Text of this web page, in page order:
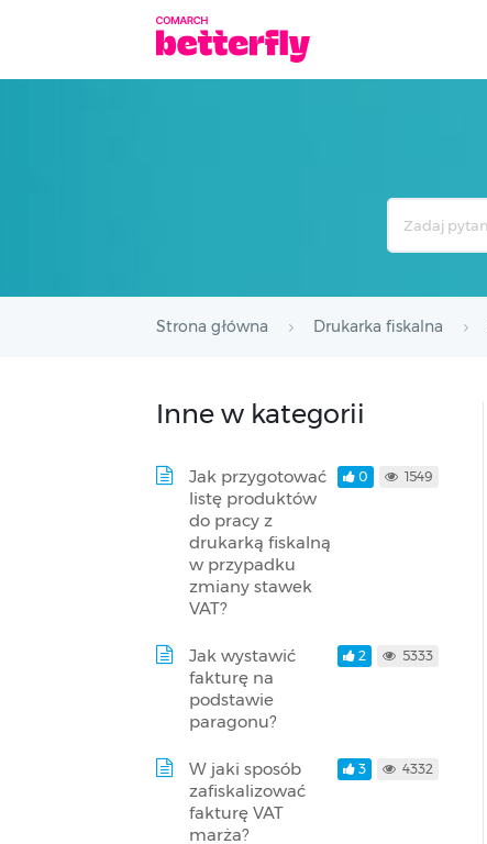
Strona główna Drukarka fiskalna
Inne w kategorii
Jak przygotować
listę produktów
do pracy z
drukarką fiskalną
w przypadku
zmiany stawek
VAT?
0 1549
Jak wystawić
fakturę na
podstawie
paragonu?
2 5333
W jaki sposób
zafiskalizować
fakturę VAT
marża?
3 4332